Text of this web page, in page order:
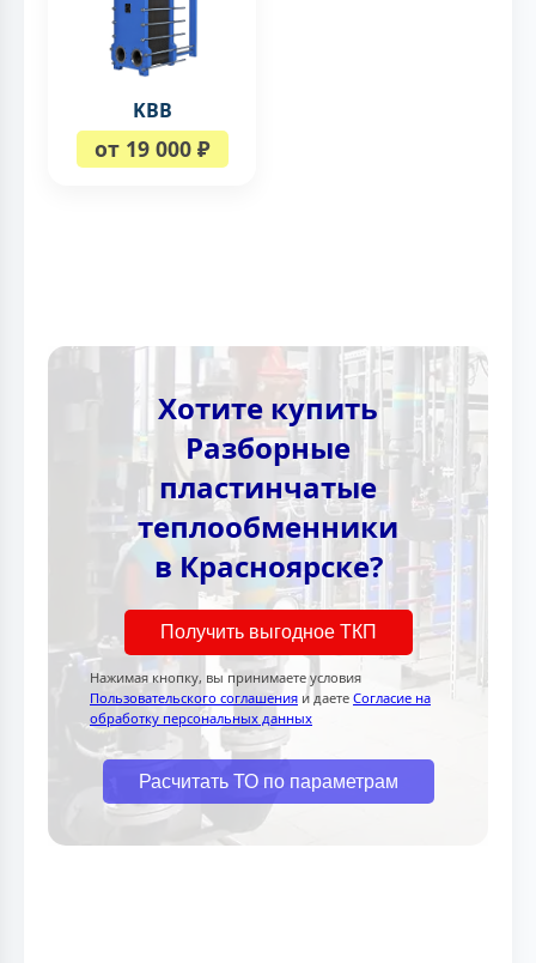
KBB
от 19 000 ₽
Хотите купить
Разборные
пластинчатые
теплообменники
в Красноярске?
Получить выгодное ТКП
Нажимая кнопку, вы принимаете условия
Пользовательского соглашения и даете Согласие на
обработку персональных данных
Расчитать ТО по параметрам